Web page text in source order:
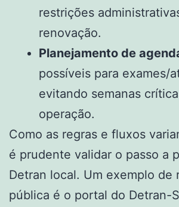
restrições
renovação.
Planejamento de
possíveis para exames/
evitando semanas
operação.
Como as regras e fluxos
é prudente validar o passo a
Detran local. Um exemplo de
pública é o portal do Detran-